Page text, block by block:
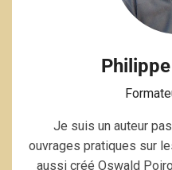
Je suis un auteur
ouvrages pratiques sur
aussi créé Oswald